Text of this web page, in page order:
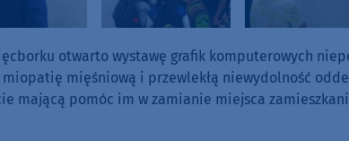
otwarto wystawę grafik komputerowych
mięśniową i przewlekłą niewydolność
mającą pomóc im w zamianie miejsca